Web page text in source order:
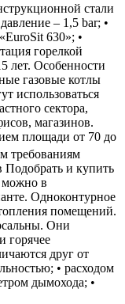
стали
– 1,5 bar; •
630»; •
горелкой
лет. Особенности
газовые котлы
использоваться
сектора,
магазинов.
площади от 70 до
требованиям
и купить
можно в
Одноконтурное
помещений.
Они
горячее
друг от
• расходом
дымохода; •